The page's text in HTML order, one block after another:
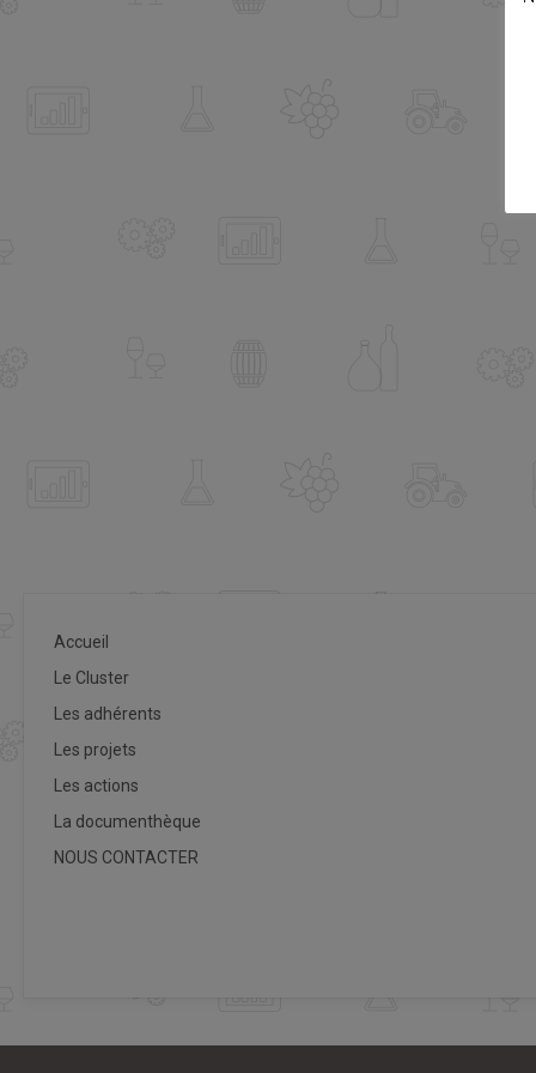
Accueil
Le Cluster
Les adhérents
Les projets
Les actions
La documenthèque
NOUS CONTACTER